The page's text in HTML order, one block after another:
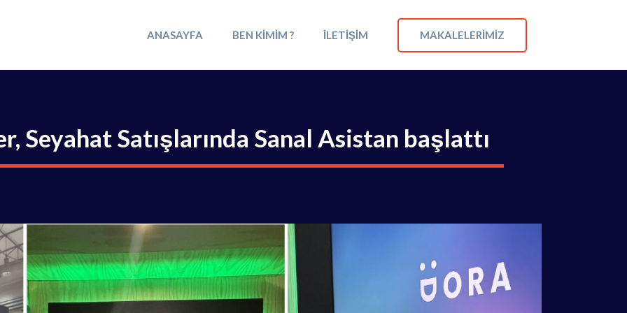
ANASAYFA BEN KIMIM ? İLETIŞIM MAKALELERIMIZ
Seyahat Satışlarında Sanal Asistan başlattı